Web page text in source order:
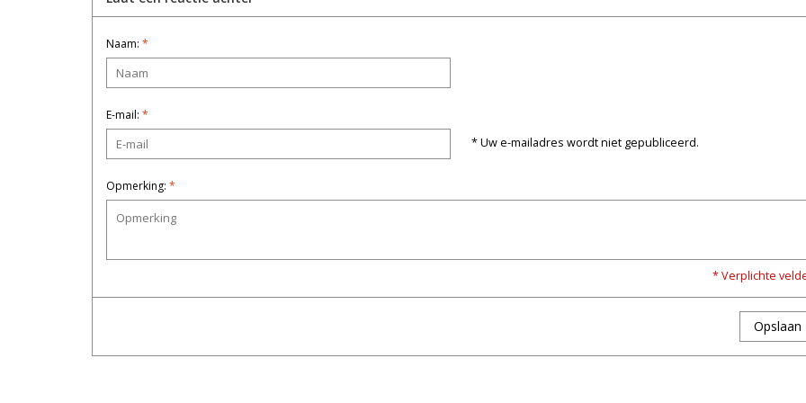
Naam: *
E-mail: *
* Uw e-mailadres wordt niet gepubliceerd.
Opmerking: *
* Verplichte
Opslaan